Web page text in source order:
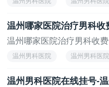
温州哪家医院治疗男科
温州哪家医院治疗男科收
温州男科医院 温州男科医
温州男科医院在线挂号-